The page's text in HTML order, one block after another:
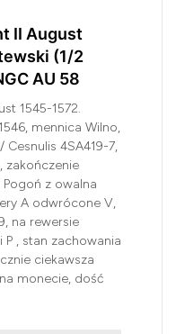
II August
(1/2
AU 58
1545-1572.
mennica Wilno,
Cesnulis 4SA419-7,
zakończenie
Pogoń z owalna
A odwrócone V,
na rewersie
, stan zachowania
ciekawsza
monecie, dość